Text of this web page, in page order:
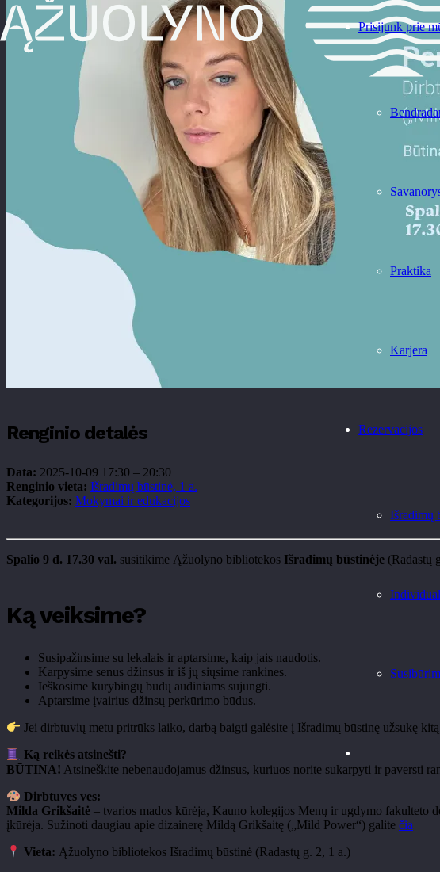
Prisijunk prie
Praktika
Karjera
Rezervacijos
Išradimų
Renginio detalės
Data: 2025-10-09 17:30 – 20:30
Renginio vieta: Išradimų būstinė, 1 a.
Kategorijos: Mokymai ir edukacijos
Spalio 9 d. 17.30 val. susitikime Ąžuolyno bibliotekos Išradimų būstinėje (Radastų
Ką veiksime?
Susipažinsime su lekalais ir aptarsime, kaip jais naudotis.
Karpysime senus džinsus ir iš jų siųsime rankines.
Ieškosime kūrybingų būdų audiniams sujungti.
Aptarsime įvairius džinsų perkūrimo būdus.
Jei dirbtuvių metu pritrūks laiko, darbą baigti galėsite į Išradimų būstinę užsukę
Ką reikės atsinešti?
BŪTINA! Atsineškite nebenaudojamus džinsus, kuriuos norite sukarpyti ir paversti
Dirbtuves ves:
Milda Grikšaitė – tvarios mados kūrėja, Kauno kolegijos Menų ir ugdymo fakulteto
įkūrėja. Sužinoti daugiau apie dizainerę Mildą Grikšaitę („Mild Power“) galite čia
Vieta: Ąžuolyno bibliotekos Išradimų būstinė (Radastų g. 2, 1 a.)